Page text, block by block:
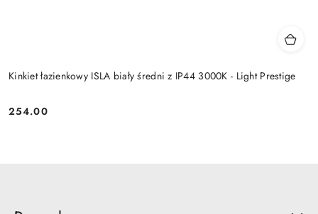
Kinkiet łazienkowy ISLA biały średni z IP44 3000K - Light Prestige
Cena:
254.00